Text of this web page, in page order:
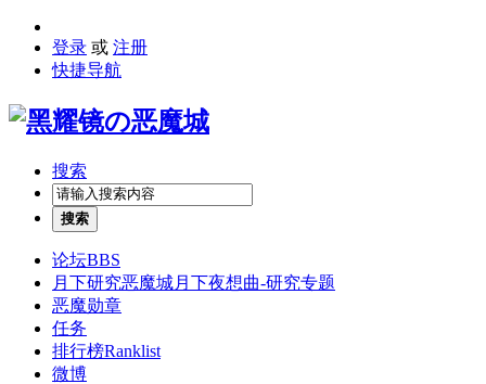
登录 或 注册
快捷导航
搜索
搜索
论坛BBS
月下研究恶魔城月下夜想曲-研究专题
恶魔勋章
任务
排行榜Ranklist
微博